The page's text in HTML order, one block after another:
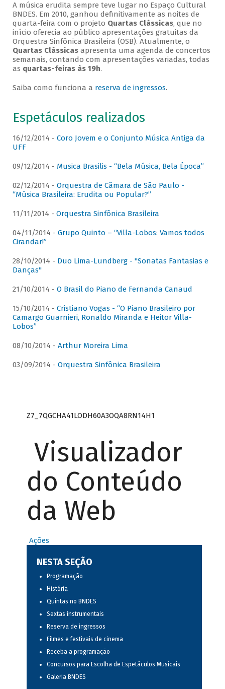
A música erudita sempre teve lugar no Espaço Cultural
BNDES. Em 2010, ganhou definitivamente as noites de
quarta-feira com o projeto Quartas Clássicas, que no
início oferecia ao público apresentações gratuitas da
Orquestra Sinfônica Brasileira (OSB). Atualmente, o
Quartas Clássicasapresenta uma agenda de concertos
semanais, contando com apresentações variadas, todas
as quartas-feiras às 19h.
Saiba como funciona a reserva de ingressos.
Espetáculos realizados
16/12/2014 - Coro Jovem e o Conjunto Música Antiga da
UFF
09/12/2014 - Musica Brasilis - “Bela Música, Bela Época”
02/12/2014 - Orquestra de Câmara de São Paulo -
“Música Brasileira: Erudita ou Popular?”
11/11/2014 - Orquestra Sinfônica Brasileira
04/11/2014 - Grupo Quinto – “Villa-Lobos: Vamos todos
Cirandar!”
28/10/2014 - Duo Lima-Lundberg - "Sonatas Fantasias e
Danças"
21/10/2014 - O Brasil do Piano de Fernanda Canaud
15/10/2014 - Cristiano Vogas - “O Piano Brasileiro por
Camargo Guarnieri, Ronaldo Miranda e Heitor Villa-
Lobos”
08/10/2014 - Arthur Moreira Lima
03/09/2014 - Orquestra Sinfônica Brasileira
Z7_7QGCHA41LODH60A3OQA8RN14H1
Visualizador
do Conteúdo
da Web
Ações
NESTA SEÇÃO
Programação
História
Quintas no BNDES
Sextas instrumentais
Reserva de ingressos
Filmes e festivais de cinema
Receba a programação
Concursos para Escolha de Espetáculos Musicais
Galeria BNDES